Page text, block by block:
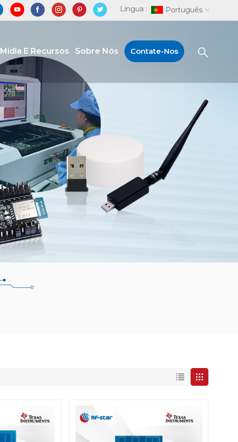
Língua : Português
Mídia E Recursos Sobre Nós Contate-Nos